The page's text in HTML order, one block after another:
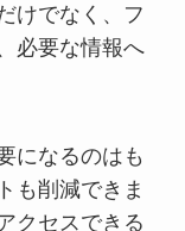
けでなく、フ
必要な情報へ
になるのはも
も削減できま
クセスできる